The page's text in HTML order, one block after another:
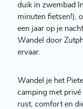
duik in zwembad
minuten fietsen!),
een jaar op je
Wandel door
ervaar.
Wandel je het
camping met
rust, comfort en